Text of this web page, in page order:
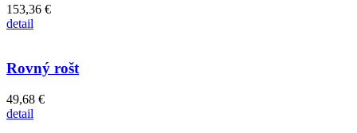
153,36 €
detail
Rovný rošt
49,68 €
detail